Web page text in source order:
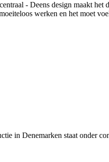
- Deens design maakt
werken en het moet
in Denemarken staat onder